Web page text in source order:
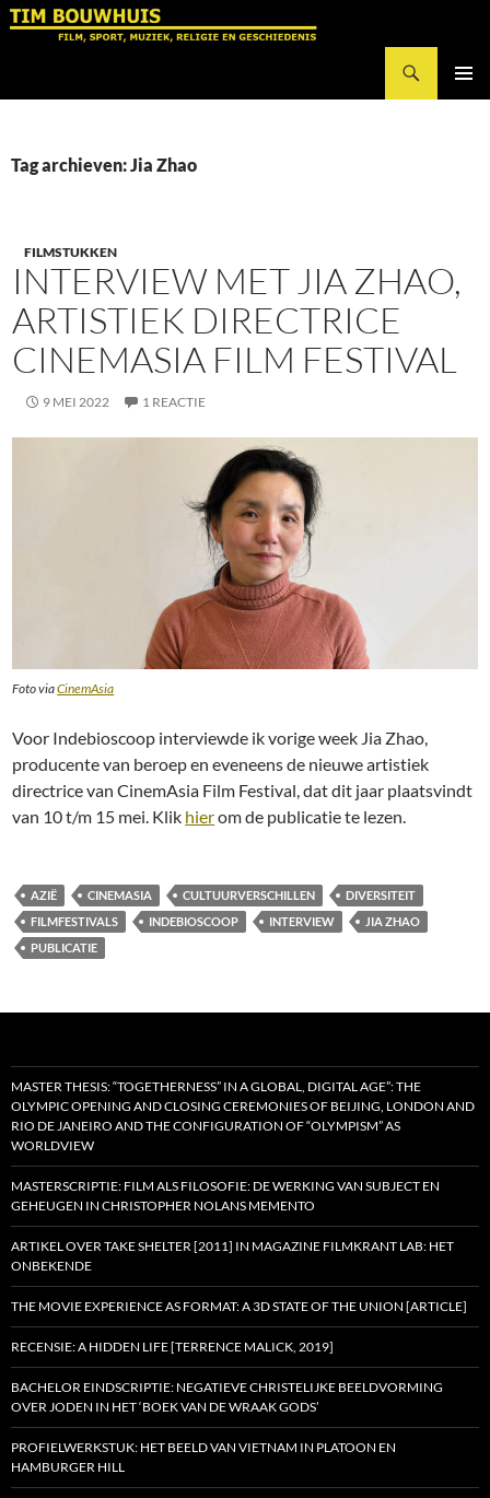
Ga
Tag archieven: Jia Zhao
FILMSTUKKEN
INTERVIEW MET JIA ZHAO,
ARTISTIEK DIRECTRICE
CINEMASIA FILM FESTIVAL
9 MEI 2022 1 REACTIE
Foto viaCinemAsia
Voor Indebioscoop interviewde ik vorige week Jia Zhao,
producente van beroep en eveneens de nieuwe artistiek
directrice van CinemAsia Film Festival, dat dit jaar plaatsvindt
van 10 t/m 15 mei. Klik hierom de publicatie te lezen.
AZIË CINEMASIA CULTUURVERSCHILLEN
DIVERSITEIT
FILMFESTIVALS
INDEBIOSCOOP INTERVIEW
JIA ZHAO
PUBLICATIE
MASTER THESIS: “TOGETHERNESS” IN A GLOBAL, DIGITAL AGE”: THE
OLYMPIC OPENING AND CLOSING CEREMONIES OF BEIJING, LONDON AND
RIO DE JANEIRO AND THE CONFIGURATION OF “OLYMPISM” AS
WORLDVIEW
MASTERSCRIPTIE: FILM ALS FILOSOFIE: DE WERKING VAN SUBJECT EN
GEHEUGEN IN CHRISTOPHER NOLANS MEMENTO
ARTIKEL OVER TAKE SHELTER [2011] IN MAGAZINE FILMKRANT LAB: HET
ONBEKENDE
THE MOVIE EXPERIENCE AS FORMAT: A 3D STATE OF THE UNION [ARTICLE]
RECENSIE: A HIDDEN LIFE [TERRENCE MALICK, 2019]
BACHELOR EINDSCRIPTIE: NEGATIEVE CHRISTELIJKE BEELDVORMING
OVER JODEN IN HET ‘BOEK VAN DE WRAAK GODS’
PROFIELWERKSTUK: HET BEELD VAN VIETNAM IN PLATOON EN
HAMBURGER HILL